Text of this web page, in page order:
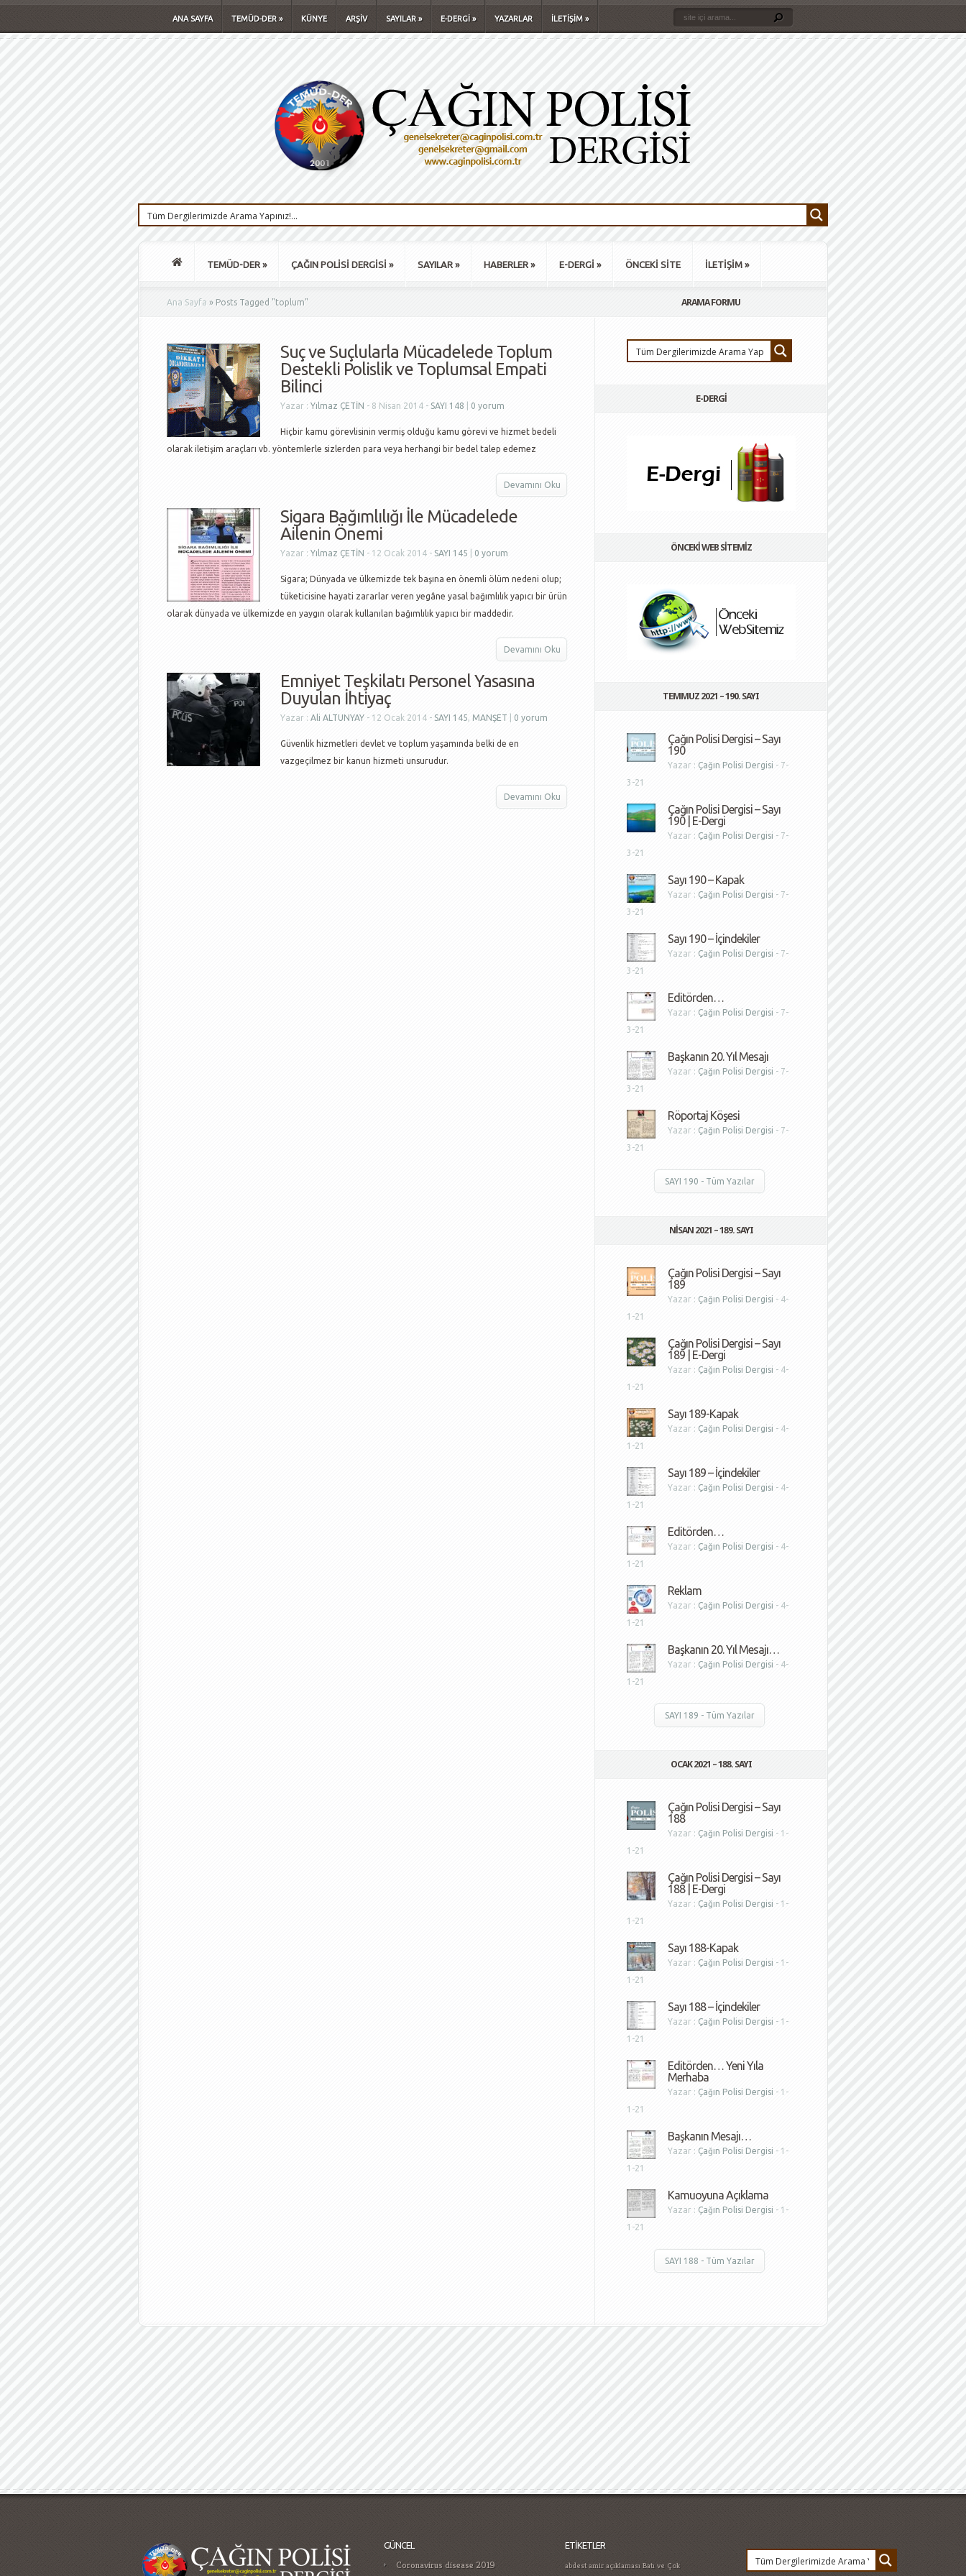
ANA SAYFA TEMÜD-DER » KÜNYE ARŞİV SAYILAR» E-DERGİ » YAZARLAR İLETİŞİM »
TEMÜD-DER » ÇAĞIN POLİSİ DERGİSİ » SAYILAR » HABERLER » E-DERGİ » ÖNCEKİ SİTE İLETİŞİM »
Ana Sayfa » Posts Tagged "toplum"
Suç ve Suçlularla Mücadelede Toplum
Destekli Polislik ve Toplumsal Empati
Bilinci
Yazar : Yılmaz ÇETİN - 8 Nisan 2014 - SAYI 148 0 yorum
Hiçbir kamu görevlisinin vermiş olduğu kamu görevi ve hizmet bedeli
olarak iletişim araçları vb. yöntemlerle sizlerden para veya herhangi bir bedel talep edemez
Devamını Oku
Sigara Bağımlılığı İle Mücadelede
Ailenin Önemi
Yazar : Yılmaz ÇETİN - 12 Ocak 2014 - SAYI 145 0 yorum
Sigara; Dünyada ve ülkemizde tek başına en önemli ölüm nedeni olup;
tüketicisine hayati zararlar veren yegâne yasal bağımlılık yapıcı bir ürün
olarak dünyada ve ülkemizde en yaygın olarak kullanılan bağımlılık yapıcı bir maddedir.
Devamını Oku
Emniyet Teşkilatı Personel Yasasına
Duyulan İhtiyaç
Yazar : Ali ALTUNYAY - 12 Ocak 2014 - SAYI 145, MANŞET 0 yorum
Güvenlik hizmetleri devlet ve toplum yaşamında belki de en
vazgeçilmez bir kanun hizmeti unsurudur.
Devamını Oku
ARAMA FORMU
E-DERGİ
ÖNCEKİ WEB SİTEMİZ
TEMMUZ 2021 – 190. SAYI
Çağın Polisi Dergisi – Sayı
190
Yazar : Çağın Polisi Dergisi - 7-
3-21
Çağın Polisi Dergisi – Sayı
190 | E-Dergi
Yazar : Çağın Polisi Dergisi - 7-
3-21
Sayı 190 – Kapak
Yazar : Çağın Polisi Dergisi - 7-
3-21
Sayı 190 – İçindekiler
Yazar : Çağın Polisi Dergisi - 7-
3-21
Editörden…
Yazar : Çağın Polisi Dergisi - 7-
3-21
Başkanın 20. Yıl Mesajı
Yazar : Çağın Polisi Dergisi - 7-
3-21
Röportaj Köşesi
Yazar : Çağın Polisi Dergisi - 7-
3-21
SAYI 190 - Tüm Yazılar
NISAN 2021 – 189. SAYI
Çağın Polisi Dergisi – Sayı
189
Yazar : Çağın Polisi Dergisi - 4-
1-21
Çağın Polisi Dergisi – Sayı
189 | E-Dergi
Yazar : Çağın Polisi Dergisi - 4-
1-21
Sayı 189-Kapak
Yazar : Çağın Polisi Dergisi - 4-
1-21
Sayı 189 – İçindekiler
Yazar : Çağın Polisi Dergisi - 4-
1-21
Editörden…
Yazar : Çağın Polisi Dergisi - 4-
1-21
Reklam
Yazar : Çağın Polisi Dergisi - 4-
1-21
Başkanın 20. Yıl Mesajı…
Yazar : Çağın Polisi Dergisi - 4-
1-21
SAYI 189 - Tüm Yazılar
OCAK 2021 – 188. SAYI
Çağın Polisi Dergisi – Sayı
188
Yazar : Çağın Polisi Dergisi - 1-
1-21
Çağın Polisi Dergisi – Sayı
188 | E-Dergi
Yazar : Çağın Polisi Dergisi - 1-
1-21
Sayı 188-Kapak
Yazar : Çağın Polisi Dergisi - 1-
1-21
Sayı 188 – İçindekiler
Yazar : Çağın Polisi Dergisi - 1-
1-21
Editörden… Yeni Yıla
Merhaba
Yazar : Çağın Polisi Dergisi - 1-
1-21
Başkanın Mesajı…
Yazar : Çağın Polisi Dergisi - 1-
1-21
Kamuoyuna Açıklama
Yazar : Çağın Polisi Dergisi - 1-
1-21
SAYI 188 - Tüm Yazılar
Çağın Polisi
Gamificatie in gokken trends die je
Kültürlülük
cumhuriyet
Ermeni Tehciri Üzerine Düşünceler